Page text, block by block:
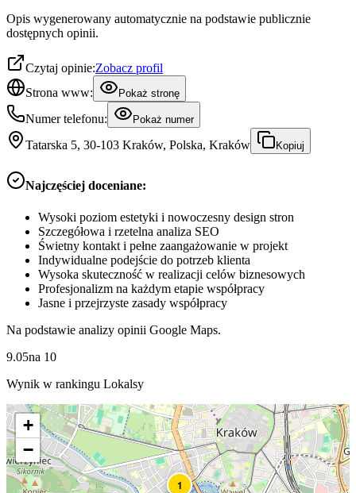
Opis wygenerowany automatycznie na podstawie publicznie
dostępnych opinii.
Czytaj opinie:Zobacz profil
Strona www:
Pokaż stronę
Numer telefonu: Pokaż numer
Tatarska 5, 30-103 Kraków, Polska, Kraków Kopiuj
Najczęściej doceniane:
Wysoki poziom estetyki i nowoczesny design stron
Szczegółowa i rzetelna analiza SEO
Świetny kontakt i pełne zaangażowanie w projekt
Indywidualne podejście do potrzeb klienta
Wysoka skuteczność w realizacji celów biznesowych
Profesjonalizm na każdym etapie współpracy
Jasne i przejrzyste zasady współpracy
Na podstawie analizy opinii Google Maps.
9.05na 10
Wynik w rankingu Lokalsy
1
+
−